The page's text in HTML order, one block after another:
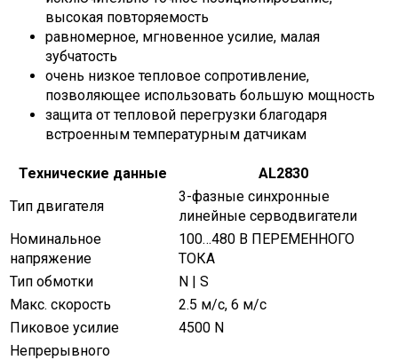
высокая повторяемость
равномерное, мгновенное усилие, малая
зубчатость
очень низкое тепловое сопротивление,
позволяющее использовать большую мощность
защита от тепловой перегрузки благодаря
встроенным температурным датчикам
Технические данные
AL2830
Тип двигателя
3-фазные синхронные
линейные серводвигатели
Номинальное
напряжение
100…480 В ПЕРЕМЕННОГО
ТОКА
Тип обмотки
N | S
Макс. скорость
2.5 м/с, 6 м/с
Пиковое усилие
4500 N
Непрерывного